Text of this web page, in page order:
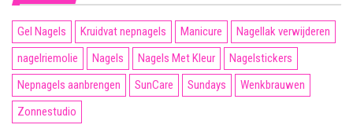
Gel Nagels Kruidvat nepnagels Manicure
Nagellak verwijderen
nagelriemolie
Nagels Nagels Met Kleur
Nagelstickers
Nepnagels aanbrengen
SunCare Sundays
Wenkbrauwen
Zonnestudio